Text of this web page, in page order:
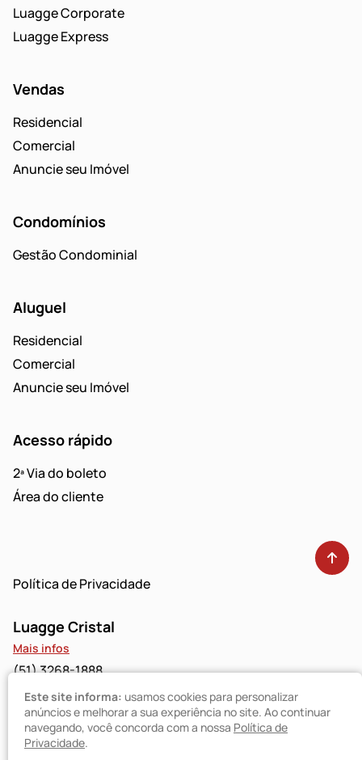
Luagge Corporate
Luagge Express
Vendas
Residencial
Comercial
Anuncie seu Imóvel
Condomínios
Gestão Condominial
Aluguel
Residencial
Comercial
Anuncie seu Imóvel
Acesso rápido
2ª Via do boleto
Área do cliente
Política de Privacidade
Luagge Cristal
Mais infos
(51) 3268-1888
Luagge Bravo
Mais infos
Este site informa: usamos cookies para personalizar
anúncios e melhorar a sua experiência no site. Ao continuar
navegando, você concorda com a nossa Política de
Privacidade.